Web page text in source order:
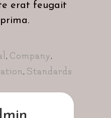
erat feugait
, Company,
, Standards